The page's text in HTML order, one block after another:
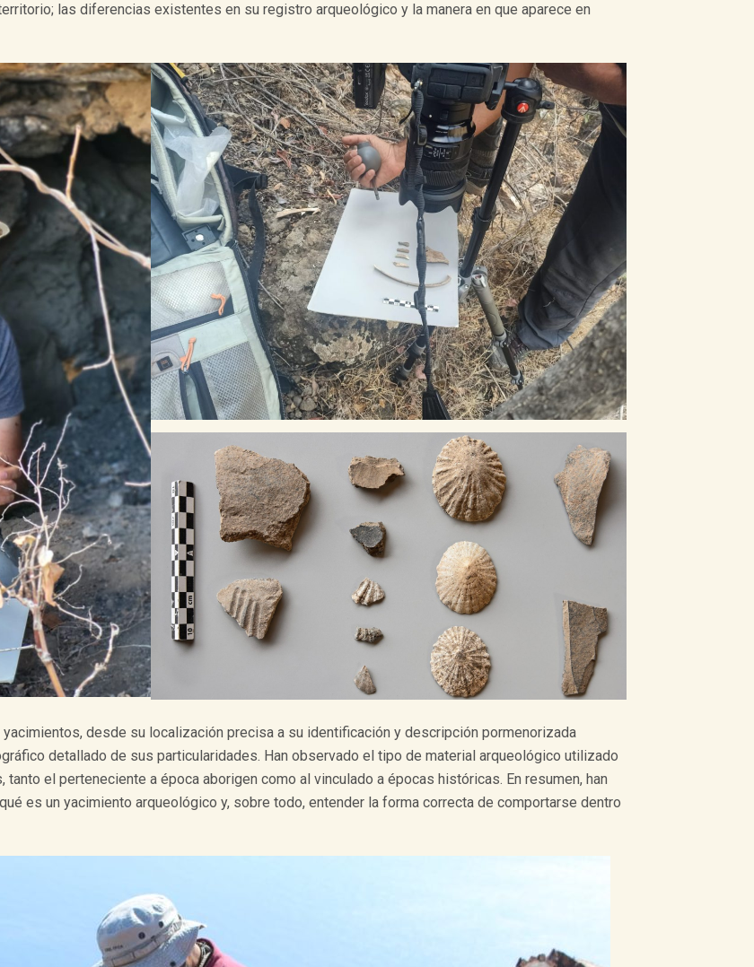
las diferencias existentes en su registro arqueológico y la manera en que aparece en
desde su localización precisa a su identificación y descripción pormenorizada
detallado de sus particularidades. Han observado el tipo de material arqueológico utilizado
el perteneciente a época aborigen como al vinculado a épocas históricas. En resumen, han
es un yacimiento arqueológico y, sobre todo, entender la forma correcta de comportarse dentro